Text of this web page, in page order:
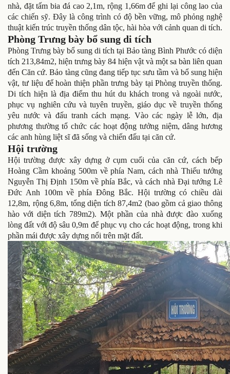
nhà, đặt tấm bia đá cao 2,1m, rộng 1,66m để ghi lại công lao của
các chiến sỹ. Đây là công trình có độ bền vững, mô phỏng nghệ
thuật kiến trúc truyền thống dân tộc, hài hòa với cảnh quan di tích.
Phòng Trưng bày bổ sung di tích
Phòng Trưng bày bổ sung di tích tại Bảo tàng Bình Phước có diện
tích 213,84m2, hiện trưng bày 84 hiện vật và một sa bàn liên quan
đến Căn cứ. Bảo tàng cũng đang tiếp tục sưu tầm và bổ sung hiện
vật, tư liệu để hoàn thiện phần trưng bày tại Phòng truyền thống.
Di tích hiện là địa điểm thu hút du khách trong và ngoài nước,
phục vụ nghiên cứu và tuyên truyền, giáo dục về truyền thống
yêu nước và đấu tranh cách mạng. Vào các ngày lễ lớn, địa
phương thường tổ chức các hoạt động tưởng niệm, dâng hương
các anh hùng liệt sĩ đã sống và chiến đấu tại căn cứ.
Hội trường
Hội trường được xây dựng ở cụm cuối của căn cứ, cách bếp
Hoàng Cầm khoảng 500m về phía Nam, cách nhà Thiếu tướng
Nguyễn Thị Định 150m về phía Bắc, và cách nhà Đại tướng Lê
Đức Anh 100m về phía Đông Bắc. Hội trường có chiều dài
12,8m, rộng 6,8m, tổng diện tích 87,4m2 (bao gồm cả giao thông
hào với diện tích 789m2). Một phần của nhà được đào xuống
lòng đất với độ sâu 0,9m để phục vụ cho các hoạt động, trong khi
phần mái được xây dựng nổi trên mặt đất.